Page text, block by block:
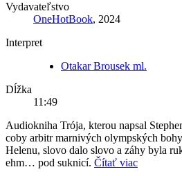
Vydavateľstvo
OneHotBook, 2024
Interpret
Otakar Brousek ml.
Dĺžka
11:49
Audiokniha Trója, kterou napsal
coby arbitr marnivých olympských
Helenu, slovo dalo slovo a záhy byla
ehm… pod suknicí. Čítať viac